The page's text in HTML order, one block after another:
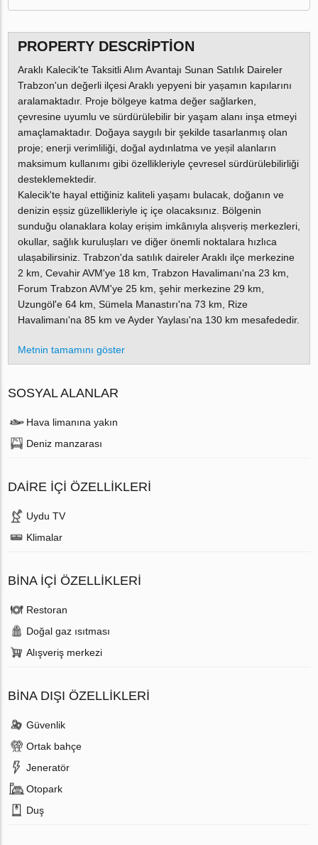
PROPERTY DESCRIPTION
Araklı Kalecik'te Taksitli Alım Avantajı Sunan Satılık Daireler
Trabzon'un değerli ilçesi Araklı yepyeni bir yașamın kapılarını
aralamaktadır. Proje bölgeye katma değer sağlarken,
çevresine uyumlu ve sürdürülebilir bir yaşam alanı inşa etmeyi
amaçlamaktadır. Doğaya saygılı bir şekilde tasarlanmış olan
proje; enerji verimliliği, doğal aydınlatma ve yeșil alanların
maksimum kullanımı gibi özellikleriyle çevresel sürdürülebilirliği
desteklemektedir.
Kalecik'te hayal ettiğiniz kaliteli yașamı bulacak, doğanın ve
denizin eșsiz güzellikleriyle iç içe olacaksınız. Bölgenin
sunduğu olanaklara kolay erișim imkânıyla alıșveriș merkezleri,
okullar, sağlık kurulușları ve diğer önemli noktalara hızlıca
ulașabilirsiniz. Trabzon'da satılık daireler Araklı ilçe merkezine
2 km, Cevahir AVM'ye 18 km, Trabzon Havalimanı'na 23 km,
Forum Trabzon AVM'ye 25 km, şehir merkezine 29 km,
Uzungöl'e 64 km, Sümela Manastırı'na 73 km, Rize
Havalimanı'na 85 km ve Ayder Yaylası'na 130 km mesafededir.
Metnin tamamını göster
SOSYAL ALANLAR
Hava limanına yakın
Deniz manzarası
DAIRE IÇI ÖZELLIKLERI
Uydu TV
Klimalar
BINA İÇI ÖZELLIKLERI
Restoran
Doğal gaz ısıtması
Alışveriş merkezi
BINA DIŞI ÖZELLIKLERI
Güvenlik
Ortak bahçe
Jeneratör
Otopark
Duş